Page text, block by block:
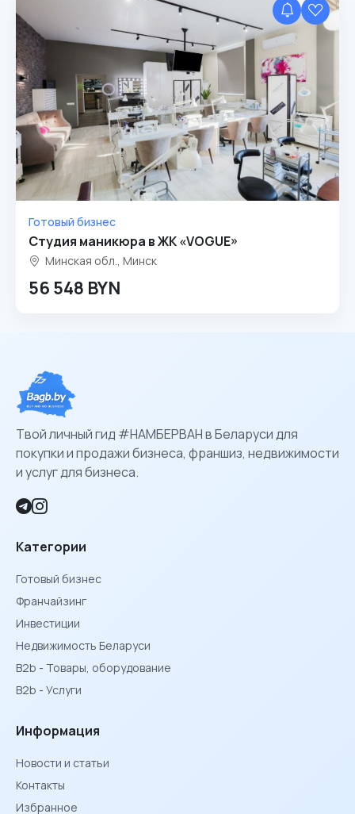
Готовый бизнес
Студия маникюра в ЖК «VOGUE»
Минская обл., Минск
56 548 BYN
Твой личный гид #НАМБЕРВАН в Беларуси для
покупки и продажи бизнеса, франшиз, недвижимости
и услуг для бизнеса.
Категории
Готовый бизнес
Франчайзинг
Инвестиции
Недвижимость Беларуси
B2b - Товары, оборудование
B2b - Услуги
Информация
Новости и статьи
Контакты
Избранное